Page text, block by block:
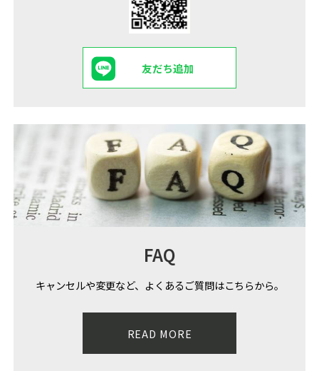
友だち追加
FAQ
キャンセルや変更など、よくあるご質問はこちらから。
READ MORE